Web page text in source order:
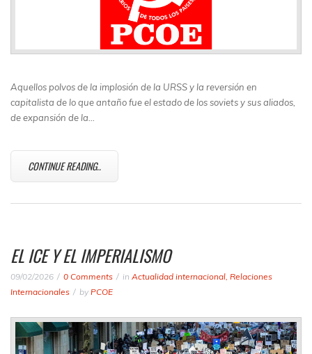
Aquellos polvos de la implosión de la URSS y la reversión en
capitalista de lo que antaño fue el estado de los soviets y sus aliados,
de expansión de la…
CONTINUE READING..
EL ICE Y EL IMPERIALISMO
09/02/2026 0 Comments in Actualidad internacional Relaciones
Internacionales
by PCOE